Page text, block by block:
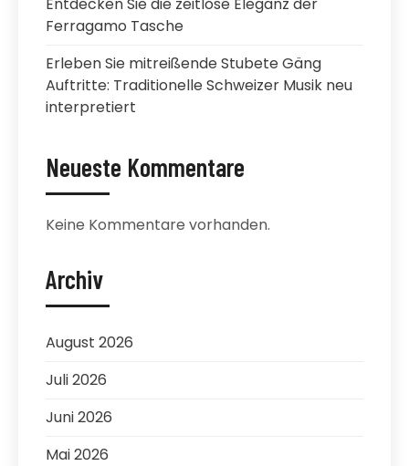
Ferragamo Tasche
Erleben Sie mitreißende Stubete Gäng
Auftritte: Traditionelle Schweizer Musik neu
interpretiert
Neueste Kommentare
Keine Kommentare vorhanden.
Archiv
August 2026
Juli 2026
Juni 2026
Mai 2026